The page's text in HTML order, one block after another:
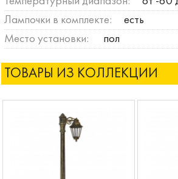
Лампочки в комплекте:
есть
Место установки:
пол
ТОВАРЫ ИЗ КОЛЛЕКЦИИ